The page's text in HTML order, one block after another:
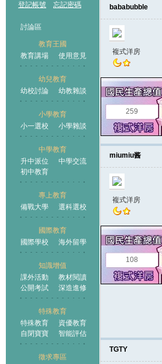
登記帳號 忘記密碼
討論區
教育王國
教育講場
使用意見
幼兒教育
幼校討論
幼教雜談
小學教育
小一選校
小學雜談
中學教育
升中派位
中學交流
初中教育
專上教育
備戰大學
選科選校
國際教育
國際學校
海外留學
知識增值
課外活動
教材閱讀
公開考試
深造進修
特殊教育
特殊教育
資優教育
自閉寶寶
智能評估
徵求專區
王國
bababubble
複式洋房
259
miumiu酱
複式洋房
108
TGTY